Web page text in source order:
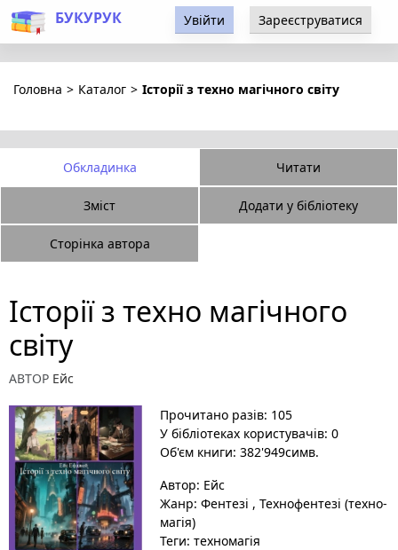
БУКУРУК Увійти Зареєструватися
Головна > Каталог > Історії з техно магічного світу
Обкладинка Читати
Зміст Додати у бібліотеку
Сторінка автора
Історії з техно магічного
світу
АВТОР Ейс
Прочитано разів: 105
У бібліотеках користувачів: 0
Об'єм книги: 382'949симв.
Автор: Ейс
Жанр: Фентезі , Технофентезі (техно-
магія)
Теги: техномагія